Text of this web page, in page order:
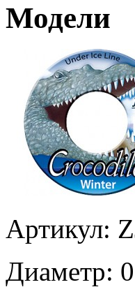
Модели
Артикул:
Диаметр: